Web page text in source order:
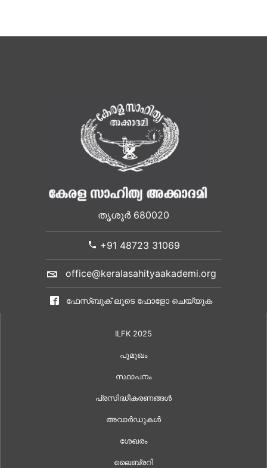
തൃശൂർ 680020
+91 48723 31069
office@keralasahityaakademi.org
ഫേസ്ബുക് ലൂടെ ഫോളോ ചെയ്യുക
ILFK 2025
പൂമുഖം
സ്ഥാപനം
പ്രസിദ്ധീകരണങ്ങൾ
അവാർഡുകൾ
ശേഖരം
ലൈബ്രറി